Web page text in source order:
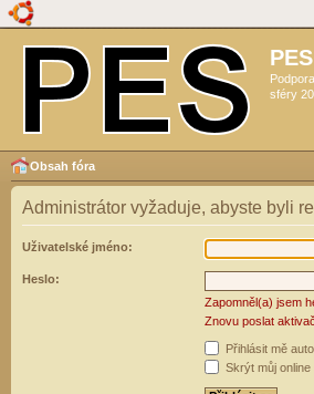
PES
sféry
Obsah fóra
Administrátor vyžaduje, abyste byli
Uživatelské jméno:
Heslo:
Zapomněl(a) jsem
Znovu poslat
Přihlásit mě
Skrýt můj